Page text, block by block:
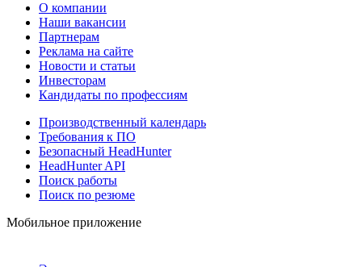
О компании
Наши вакансии
Партнерам
Реклама на сайте
Новости и статьи
Инвесторам
Кандидаты по профессиям
Производственный календарь
Требования к ПО
Безопасный HeadHunter
HeadHunter API
Поиск работы
Поиск по резюме
Мобильное приложение